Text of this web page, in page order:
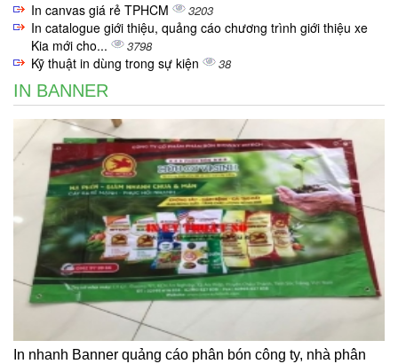
In canvas giá rẻ TPHCM 3203
In catalogue giới thiệu, quảng cáo chương trình giới thiệu xe
Kia mới cho...
3798
Kỹ thuật in dùng trong sự kiện 38
IN BANNER
In nhanh Banner quảng cáo phân bón công ty, nhà phân